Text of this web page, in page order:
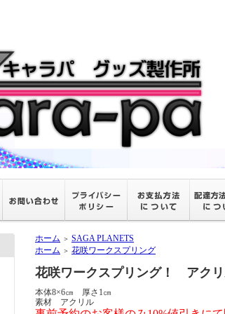
ホーム ＞ SAGA PLANETS
ホーム ＞ 花咲ワークスプリング
花咲ワークスプリング！ アク
本体8×6㎝ 厚さ1㎝
素材 アクリル